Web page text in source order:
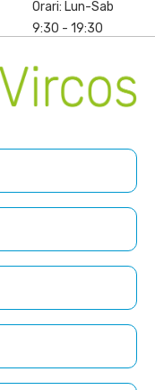
Orari: Lun-Sab
9:30 - 19:30